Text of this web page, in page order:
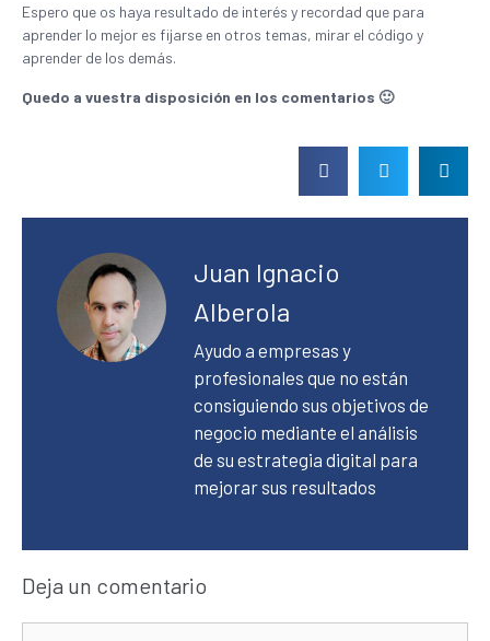
Espero que os haya resultado de interés y recordad que para
aprender lo mejor es fijarse en otros temas, mirar el código y
aprender de los demás.
Quedo a vuestra disposición en los comentarios 🙂
Juan Ignacio
Alberola
Ayudo a empresas y
profesionales que no están
consiguiendo sus objetivos de
negocio mediante el análisis
de su estrategia digital para
mejorar sus resultados
Deja un comentario